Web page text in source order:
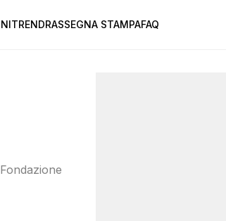
TRENDRASSEGNA STAMPAFAQ